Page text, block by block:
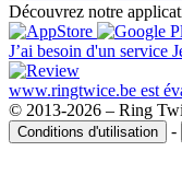
Découvrez notre
J’ai besoin d'un service
www.ringtwice.be est
© 2013-2026 – Ring
Conditions d'utilisation -